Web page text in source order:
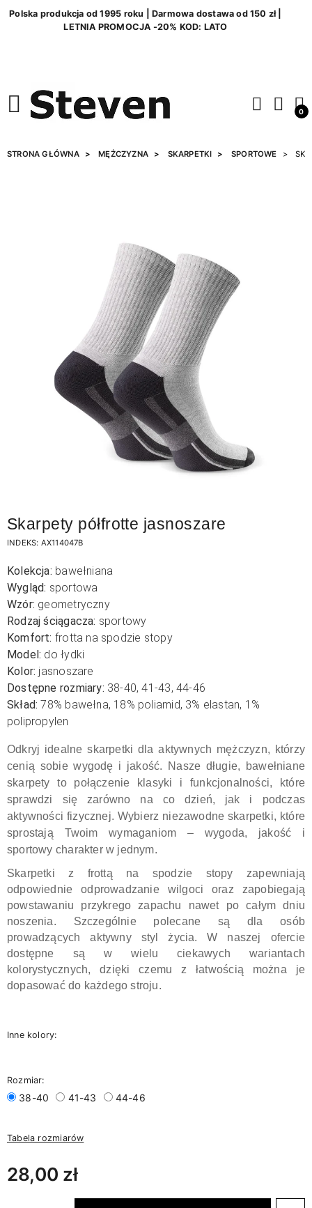
Polska produkcja od 1995 roku | Darmowa dostawa od 150 zł |
LETNIA PROMOCJA -20% KOD: LATO
0
STRONA GŁÓWNA MĘŻCZYZNA SKARPETKI SPORTOWE
Skarpety półfrotte jasnoszare
INDEKS: AX114047B
Kolekcja: bawełniana
Wygląd: sportowa
Wzór: geometryczny
Rodzaj ściągacza: sportowy
Komfort: frotta na spodzie stopy
Model: do łydki
Kolor: jasnoszare
Dostępne rozmiary: 38-40, 41-43, 44-46
Skład: 78% bawełna, 18% poliamid, 3% elastan, 1%
polipropylen
Odkryj idealne skarpetki dla aktywnych mężczyzn, którzy
cenią sobie wygodę i jakość. Nasze długie, bawełniane
skarpety to połączenie klasyki i funkcjonalności, które
sprawdzi się zarówno na co dzień, jak i podczas
aktywności fizycznej. Wybierz niezawodne skarpetki, które
sprostają Twoim wymaganiom – wygoda, jakość i
sportowy charakter w jednym.
Skarpetki z frottą na spodzie stopy zapewniają
odpowiednie odprowadzanie wilgoci oraz zapobiegają
powstawaniu przykrego zapachu nawet po całym dniu
noszenia. Szczególnie polecane są dla osób
prowadzących aktywny styl życia. W naszej ofercie
dostępne są w wielu ciekawych wariantach
kolorystycznych, dzięki czemu z łatwością można je
dopasować do każdego stroju.
Inne kolory:
Rozmiar:
38-40 41-43 44-46
Tabela rozmiarów
28,00 zł